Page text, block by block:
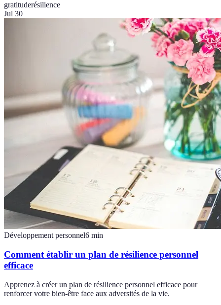
gratituderésilience
Jul 30
Développement personnel6 min
Comment établir un plan de résilience personnel
efficace
Apprenez à créer un plan de résilience personnel efficace pour
renforcer votre bien-être face aux adversités de la vie.